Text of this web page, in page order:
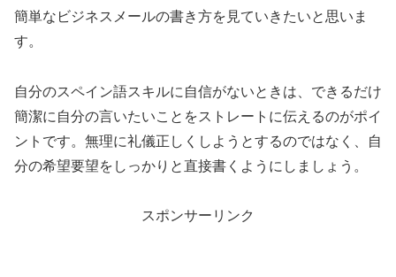
簡単なビジネスメールの書き方を見ていきたいと思いま
す。
自分のスペイン語スキルに自信がないときは、できるだけ
簡潔に自分の言いたいことをストレートに伝えるのがポイ
ントです。無理に礼儀正しくしようとするのではなく、自
分の希望要望をしっかりと直接書くようにしましょう。
スポンサーリンク